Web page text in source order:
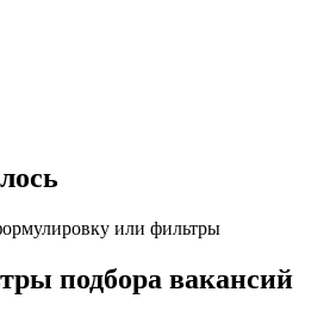
или фильтры
подбора вакансий